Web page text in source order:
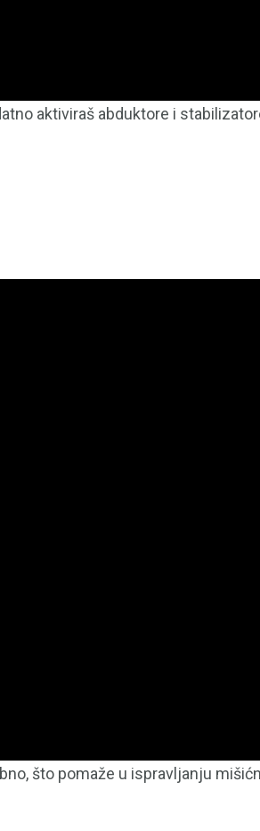
aktiviraš abduktore i
što pomaže u ispravljanju